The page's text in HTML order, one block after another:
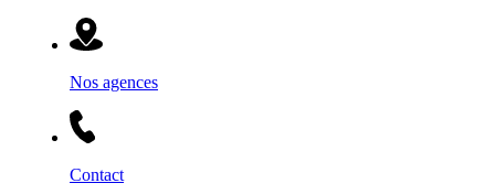
Nos agences
Contact